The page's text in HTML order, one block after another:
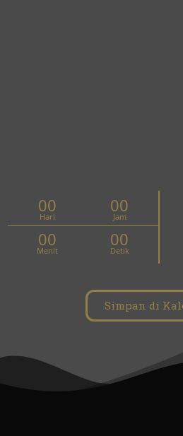
00
Hari
00
Jam
00
Menit
00
Detik
Simpan di